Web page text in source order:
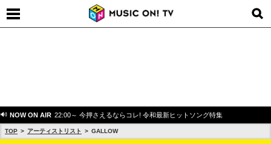
NOW ON AIR 22:00～ 今押さえるならコレ! 令和最新ヒットソング特集
TOP アーティストリスト GALLOW